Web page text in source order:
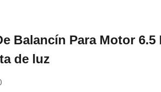
Balancín Para Motor 6.5
de luz